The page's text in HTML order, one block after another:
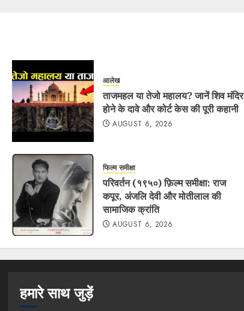
आलेख
ताजमहल या तेजो महालय? जानें शिव मंदिर
होने के दावे और कोर्ट केस की पूरी कहानी
AUGUST 6, 2026
फिल्म समीक्षा
परिवर्तन (१९५०) फ़िल्म समीक्षा: राज
कपूर, अंजलि देवी और मोतीलाल की
सामाजिक क्रांति
AUGUST 6, 2026
हमारे साथ जुड़ें